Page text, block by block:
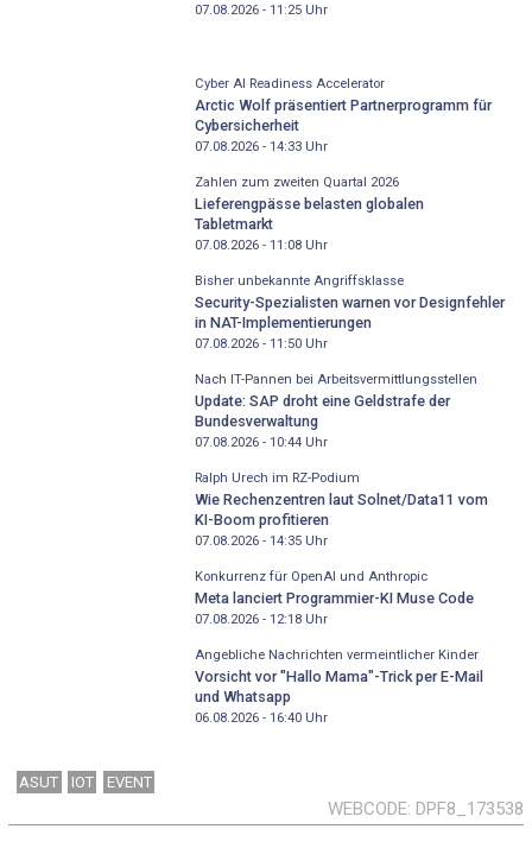
07.08.2026 - 11:25Uhr
Cyber AI Readiness Accelerator
Arctic Wolf präsentiert Partnerprogramm für
Cybersicherheit
07.08.2026 - 14:33Uhr
Zahlen zum zweiten Quartal 2026
Lieferengpässe belasten globalen
Tabletmarkt
07.08.2026 - 11:08Uhr
Bisher unbekannte Angriffsklasse
Security-Spezialisten warnen vor Designfehler
in NAT-Implementierungen
07.08.2026 - 11:50Uhr
Nach IT-Pannen bei Arbeitsvermittlungsstellen
Update: SAP droht eine Geldstrafe der
Bundesverwaltung
07.08.2026 - 10:44Uhr
Ralph Urech im RZ-Podium
Wie Rechenzentren laut Solnet/Data11 vom
KI-Boom profitieren
07.08.2026 - 14:35Uhr
Konkurrenz für OpenAI und Anthropic
Meta lanciert Programmier-KI Muse Code
07.08.2026 - 12:18Uhr
Angebliche Nachrichten vermeintlicher Kinder
Vorsicht vor "Hallo Mama"-Trick per E-Mail
und Whatsapp
06.08.2026 - 16:40Uhr
ASUT IOT EVENT
WEBCODE DPF8_173538